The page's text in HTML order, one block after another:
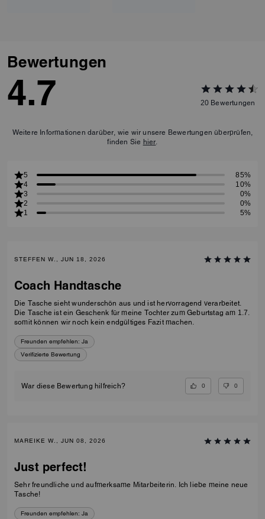
Bewertungen
4.7 20 Bewertungen
Weitere Informationen darüber, wie wir unsere Bewertungen überprüfen,
finden Sie hier.
5
85%
4
10%
3
0%
2
0%
1
5%
STEFFEN W., JUN 18, 2026
Coach Handtasche
Die Tasche sieht wunderschön aus und ist hervorragend verarbeitet.
Die Tasche ist ein Geschenk für meine Tochter zum Geburtstag am 1.7.
somit können wir noch kein endgültiges Fazit machen.
Freunden empfehlen: Ja
Verifizierte Bewertung
War diese Bewertung hilfreich? 0 0
MAREIKE W., JUN 08, 2026
Just perfect!
Sehr freundliche und aufmerksame Mitarbeiterin. Ich liebe meine neue
Tasche!
Freunden empfehlen: Ja